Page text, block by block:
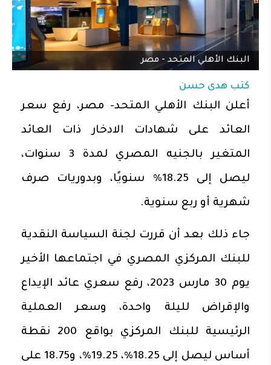
البنك الأهلي المتحد - مصر
كتب هدى حسن
أعلن البنك الأهلي المتحد- مصر، رفع سعر
العائد على شهادات الادخار ذات العائد
المتغير بالجنيه المصري لمدة 3 سنوات،
ليصل إلى 18.25% سنويًا، وبدوريات صرف
شهرية أو ربع سنوية.
جاء ذلك بعد أن قررت لجنة السياسة النقدية
للبنك المركزي المصري في اجتماعها الأخير
يوم 30 مارس 2023، رفع سعري عائد الإيداع
والإقراض لليلة واحدة، وسعر العملية
الرئيسية للبنك المركزي بواقع 200 نقطة
أساس ليصل إلى 18.25%، 19.25%، و18.75 على